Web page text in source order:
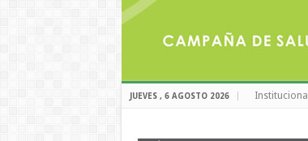
JUEVES , 6 AGOSTO 2026 Institucional